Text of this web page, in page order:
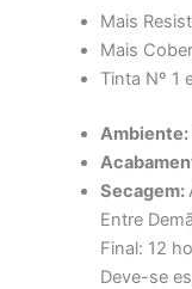
Mais
Mais
Tinta Nº 1
Ambiente:
Secagem:
Entre
Final: 12
Deve-se